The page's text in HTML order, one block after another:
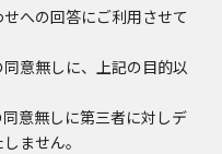
への回答にご利用させて
意無しに、上記の目的以
意無しに第三者に対しデ
ません。